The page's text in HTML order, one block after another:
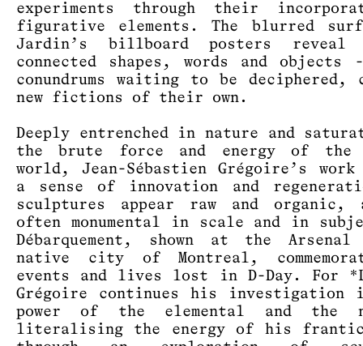
experiments through their
figurative elements. The blurred
Jardin’s billboard posters reveal
connected shapes, words and
conundrums waiting to be deciphered,
new fictions of their own.
Deeply entrenched in nature and
the brute force and energy of the
world, Jean-Sébastien Grégoire’s work
a sense of innovation and
sculptures appear raw and organic,
often monumental in scale and in
Débarquement, shown at the
native city of Montreal,
events and lives lost in D-Day. For
Grégoire continues his investigation
power of the elemental and the
literalising the energy of his frantic